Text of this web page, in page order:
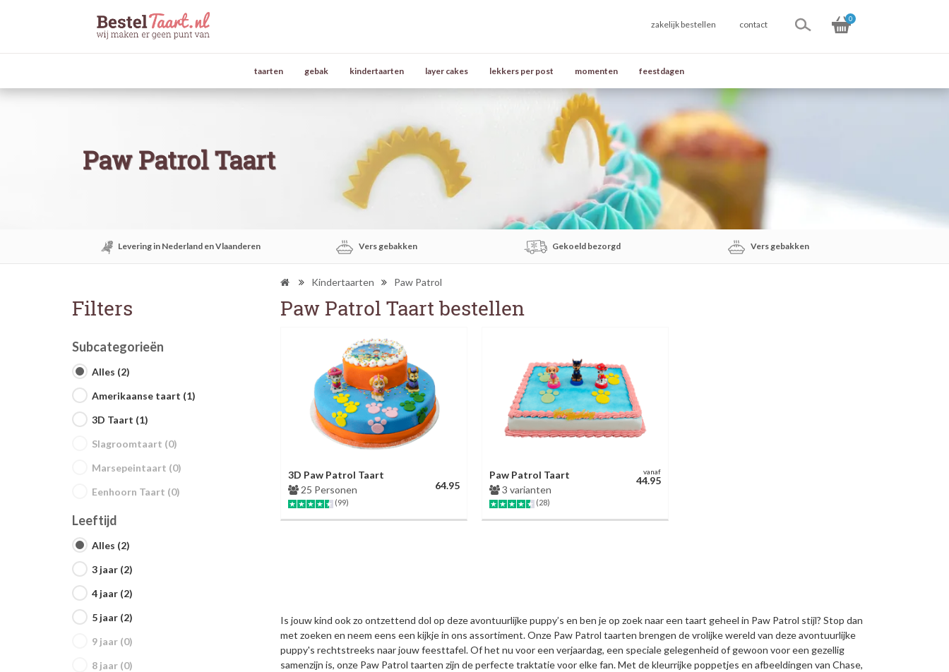
zakelijk bestellen contact
0
taarten gebak kindertaarten layer cakes lekkers per post momenten feestdagen
Paw Patrol Taart
Levering in Nederland en Vlaanderen Vers gebakken Gekoeld bezorgd Vers gebakken
Kindertaarten Paw Patrol
Filters
Subcategorieën
Alles (2)
Amerikaanse taart (1)
3D Taart (1)
Slagroomtaart (0)
Marsepeintaart (0)
Eenhoorn Taart (0)
Leeftijd
Alles (2)
3 jaar (2)
4 jaar (2)
5 jaar (2)
9 jaar (0)
8 jaar (0)
Paw Patrol Taart bestellen
3D Paw Patrol Taart
25 Personen
(99)
64.95
Paw Patrol Taart
3 varianten
(28)
vanaf
44.95
Is jouw kind ook zo ontzettend dol op deze avontuurlijke puppy’s en ben je op zoek naar een taart geheel in Paw Patrol stijl? Stop dan
met zoeken en neem eens een kijkje in ons assortiment. Onze Paw Patrol taarten brengen de vrolijke wereld van deze avontuurlijke
puppy's rechtstreeks naar jouw feesttafel. Of het nu voor een verjaardag, een speciale gelegenheid of gewoon voor een gezellig
samenzijn is, onze Paw Patrol taarten zijn de perfecte traktatie voor elke fan. Met de kleurrijke poppetjes en afbeeldingen van Chase,